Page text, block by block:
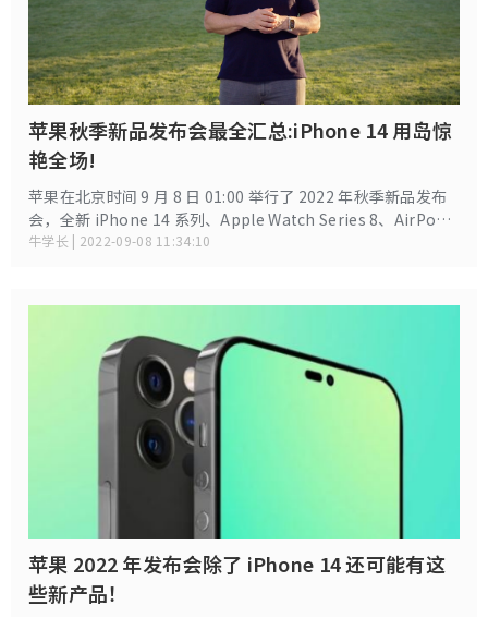
苹果秋季新品发布会最全汇总:iPhone 14 用岛惊
艳全场!
苹果在北京时间 9 月 8 日 01:00 举行了 2022 年秋季新品发布
会，全新 iPhone 14 系列、Apple Watch Series 8、AirPods
Pro 等新品悉数登场，下面小编为大家送上的发布会看点汇
牛学长 | 2022-09-08 11:34:10
苹果 2022 年发布会除了 iPhone 14 还可能有这
些新产品！